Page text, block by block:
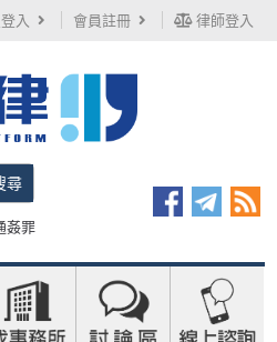
入 會員註冊 律師登入
尋
姦罪